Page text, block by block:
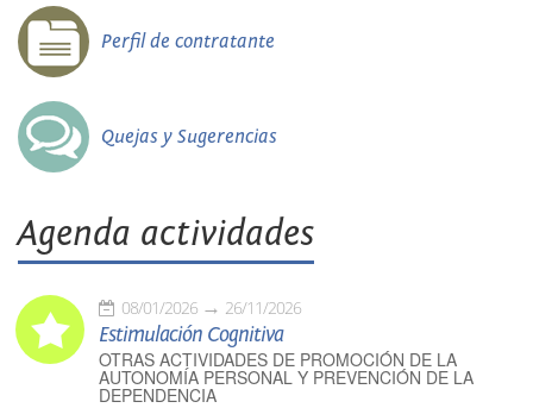
Perfil de contratante
Quejas y Sugerencias
Agenda actividades
08/01/2026 26/11/2026
Estimulación Cognitiva
OTRAS ACTIVIDADES DE PROMOCIÓN DE LA
AUTONOMÍA PERSONAL Y PREVENCIÓN DE LA
DEPENDENCIA